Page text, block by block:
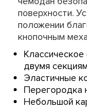
поверхности.
положении
кнопочным
двумя
Эластичные
Перегородка
Небольшой